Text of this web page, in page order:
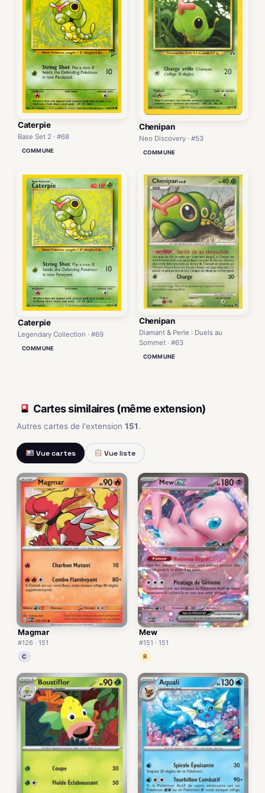
Caterpie
Base Set 2 · #68
COMMUNE
Chenipan
Neo Discovery · #53
COMMUNE
Caterpie
Legendary Collection · #69
COMMUNE
Chenipan
Diamant & Perle : Duels au
Sommet · #63
COMMUNE
Cartes similaires (même extension)
Autres cartes de l'extension 151.
Vue cartes Vue liste
Magmar
#126 · 151
C
Mew
#151 · 151
R